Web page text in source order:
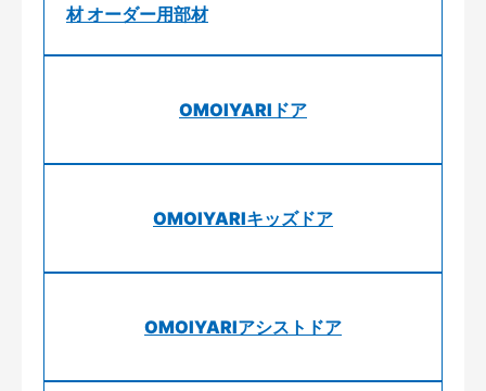
材 オーダー用部材
OMOIYARIドア
OMOIYARIキッズドア
OMOIYARIアシストドア